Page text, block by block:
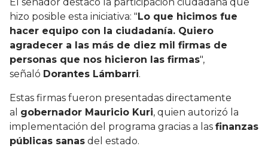
hizo posible esta iniciativa: "Lo que hicimos fue
hacer equipo con la ciudadanía. Quiero
agradecer a las más de diez mil firmas de
personas que nos hicieron las firmas",
señaló Dorantes Lámbarri.
Estas firmas fueron presentadas directamente
al gobernador Mauricio Kuri, quien autorizó la
implementación del programa gracias a las finanzas
públicas sanas del estado.